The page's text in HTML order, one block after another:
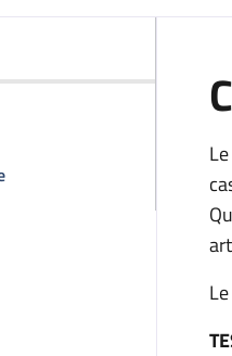
di Procreazione
pagina Tecniche di
della pagina Tecniche di